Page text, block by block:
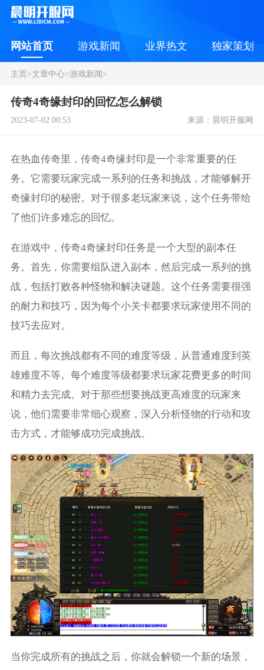
网站首页 游戏新闻 业界热文 独家策划
主页>文章中心>游戏新闻>
传奇4奇缘封印的回忆怎么解锁
2023-07-02 00:53 来源：晨明开服网
在热血传奇里，传奇4奇缘封印是一个非常重要的任
务。它需要玩家完成一系列的任务和挑战，才能够解开
奇缘封印的秘密。对于很多老玩家来说，这个任务带给
了他们许多难忘的回忆。
在游戏中，传奇4奇缘封印任务是一个大型的副本任
务。首先，你需要组队进入副本，然后完成一系列的挑
战，包括打败各种怪物和解决谜题。这个任务需要很强
的耐力和技巧，因为每个小关卡都要求玩家使用不同的
技巧去应对。
而且，每次挑战都有不同的难度等级，从普通难度到英
雄难度不等。每个难度等级都要求玩家花费更多的时间
和精力去完成。对于那些想要挑战更高难度的玩家来
说，他们需要非常细心观察，深入分析怪物的行动和攻
击方式，才能够成功完成挑战。
当你完成所有的挑战之后，你就会解锁一个新的场景，